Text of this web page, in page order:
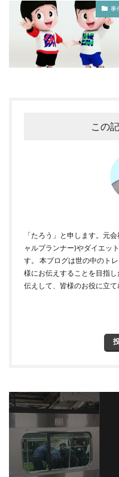
事
この
「たろう」と申します。元
ャルプランナー)やダイエッ
す。 本ブログは世の中のト
様にお伝えすることを目指
伝えして、皆様のお役に立て